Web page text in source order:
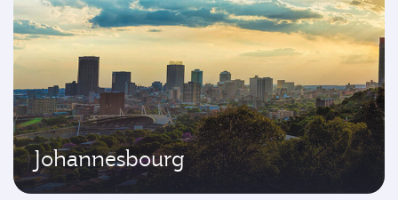
Johannesbourg